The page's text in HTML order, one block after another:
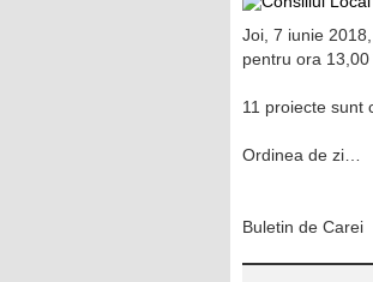
Joi, 7 iunie
pentru ora
11 proiecte sunt
Ordinea de zi…
Buletin de Carei